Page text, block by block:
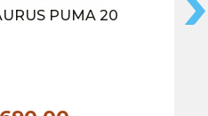
PUMA 20